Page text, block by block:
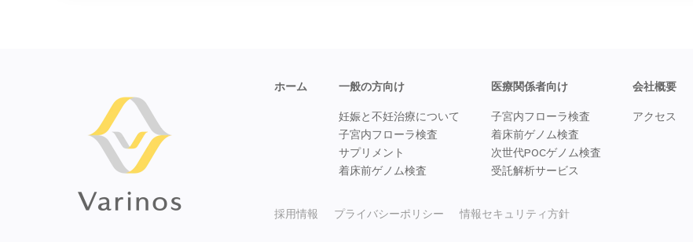
ホーム 一般の方向け
妊娠と不妊治療について
子宮内フローラ検査
サプリメント
着床前ゲノム検査
医療関係者向け
子宮内フローラ検査
着床前ゲノム検査
次世代POCゲノム検査
受託解析サービス
会社概要
アクセス
採用情報 プライバシーポリシー 情報セキュリティ方針